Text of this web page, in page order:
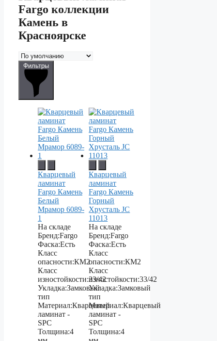
Fargo коллекции
Камень в
Красноярске
Фильтры
Кварцевый
ламинат
Fargo Камень
Белый
Мрамор 6089-
1
На складе
Бренд:Fargo
Фаска:Есть
Класс
опасности:КМ2
Класс
изностойкости:33/42
Укладка:Замковый
тип
Материал:Кварцевый
ламинат -
SPC
Толщина:4
Кварцевый
ламинат
Fargo Камень
Горный
Хрусталь JC
11013
На складе
Бренд:Fargo
Фаска:Есть
Класс
опасности:КМ2
Класс
изностойкости:33/42
Укладка:Замковый
тип
Материал:Кварцевый
ламинат -
SPC
Толщина:4